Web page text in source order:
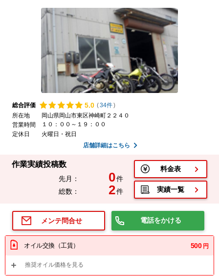
総合評価 5.0 (34件)
所在地
岡山県岡山市東区神崎町２２４０
営業時間
１０：００～１９：００
定休日
火曜日・祝日
店舗詳細はこちら
作業実績投稿数
先月： 0件
総数：
2件
料金表
実績一覧
メンテ問合せ 電話をかける
オイル交換（工賃） 500 円
推奨オイル価格を見る